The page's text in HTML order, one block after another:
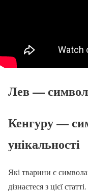
Лев — символ
Кенгуру —
унікальності
Які тварини є
дізнаєтеся з цієї статті.